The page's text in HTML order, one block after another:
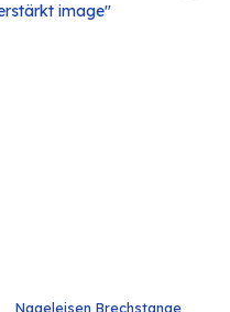
Nageleisen Brechstange